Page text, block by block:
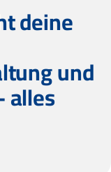
deine
und
alles